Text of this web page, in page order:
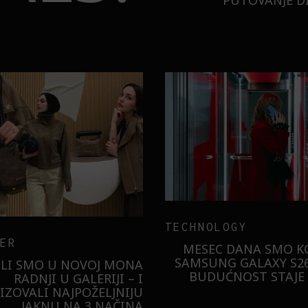
NIŠTA
BURO.ORIGINALS
ZNATE LI ŠTA JE
SORBETIZACIJA? OTKRIJTE
TAJNU LAGANE NEGE KOŽE